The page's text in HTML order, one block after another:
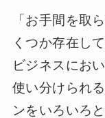
「お手間を取
くつか存在し
ビジネスにお
使い分けられ
ンをいろいろ